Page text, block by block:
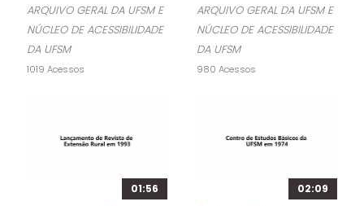
ARQUIVO GERAL DA UFSM E
NÚCLEO DE ACESSIBILIDADE
DA UFSM
1019 Acessos
ARQUIVO GERAL DA UFSM E
NÚCLEO DE ACESSIBILIDADE
DA UFSM
980 Acessos
01:56 02:09